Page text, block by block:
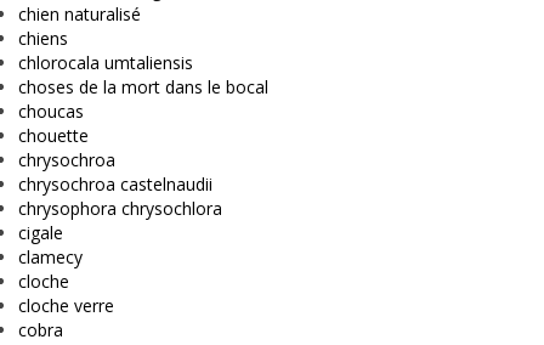
chien naturalisé
chiens
chlorocala umtaliensis
choses de la mort dans le bocal
choucas
chouette
chrysochroa
chrysochroa castelnaudii
chrysophora chrysochlora
cigale
clamecy
cloche
cloche verre
cobra